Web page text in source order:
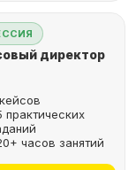
директор
практических
часов занятий